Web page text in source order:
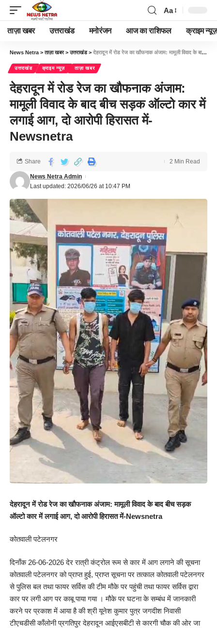
Aa
ताज़ा खबर उत्तराखंड मनोरंजन आज का राशिफल क्राइम न्यूज़
News Netra >ताज़ा खबर>उत्तराखंड> देहरादून में रोड रेज का खौफनाक अंजाम: मामूली विवाद के बाद बीच सड़क ऑल्टो कार में लगाई आग, दो आरोपी हिरासत में-Newsnetra
उत्तराखंड क्राइम न्यूज़ ताज़ा खबर
देहरादून में रोड रेज का खौफनाक अंजाम:
मामूली विवाद के बाद बीच सड़क ऑल्टो कार में
लगाई आग, दो आरोपी हिरासत में-
Newsnetra
Last updated: 2026/06/26 at 10:47 PM
News Netra Admin
Share 2 Min Read
देहरादून में रोड रेज का खौफनाक अंजाम: मामूली विवाद के बाद बीच सड़क
ऑल्टो कार में लगाई आग, दो आरोपी हिरासत में-Newsnetra
कोतवाली पटेलनगर
दिनाँक 26-06-2026 देर रात्री कंट्रोल रूम से कार में आग लगाने की सूचना
कोतवाली पटेलनगर को प्राप्त हुई, प्राप्त सूचना पर तत्काल कोतवाली पटेलनगर
से पुलिस बल तथा फायर सर्विस की टीम मौके पर पहुंची तथा फायर सर्विस द्वारा
कार पर लगी आग पर काबू पाया गया । मौके पर घटना के सम्बंध में जानकारी
करने पर प्रकाश में आया है की श्री यूनेश कुमार पुत्र जगदीश निवासी
टीएचडीसी काँलोनी प्रगतिपुर देहरादून आईएसबीटी से कारगी चौक की ओर जा